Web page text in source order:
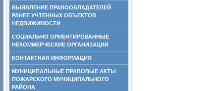
ВЫЯВЛЕНИЕ ПРАВООБЛАДАТЕЛЕЙ
РАНЕЕ УЧТЕННЫХ ОБЪЕКТОВ
НЕДВИЖИМОСТИ
СОЦИАЛЬНО ОРИЕНТИРОВАННЫЕ
НЕКОММЕРЧЕСКИЕ ОРГАНИЗАЦИИ
КОНТАКТНАЯ ИНФОРМАЦИЯ
МУНИЦИПАЛЬНЫЕ ПРАВОВЫЕ АКТЫ
ПОЖАРСКОГО МУНИЦИПАЛЬНОГО
РАЙОНА